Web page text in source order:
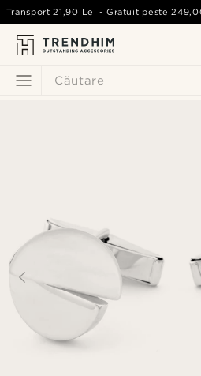
Căutare
Transport 21,90 Lei - Gratuit peste